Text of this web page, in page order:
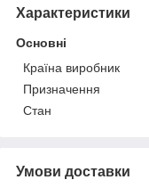
Характеристики
Основні
Країна виробник
Призначення
Стан
Умови доставки